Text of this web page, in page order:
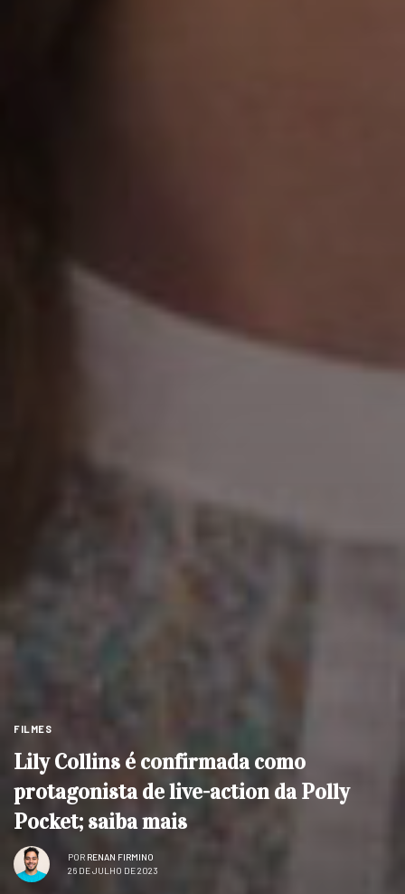
FILMES
Lily Collins é confirmada como
protagonista de live-action da Polly
Pocket; saiba mais
POR RENAN FIRMINO
26 DE JULHO DE 2023